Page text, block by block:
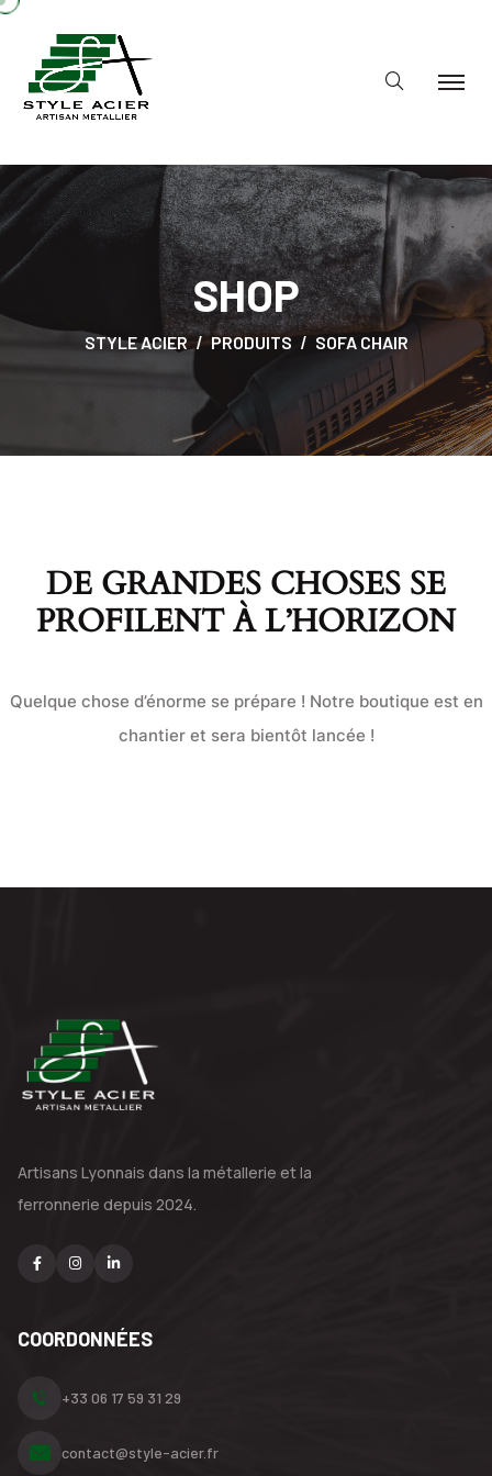
SHOP
STYLE ACIER PRODUITS SOFA CHAIR
DE GRANDES CHOSES SE
PROFILENT À L’HORIZON
Quelque chose d’énorme se prépare ! Notre boutique est en
chantier et sera bientôt lancée !
Artisans Lyonnais dans la métallerie et la
ferronnerie depuis 2024.
COORDONNÉES
+33 06 17 59 31 29
contact@style-acier.fr